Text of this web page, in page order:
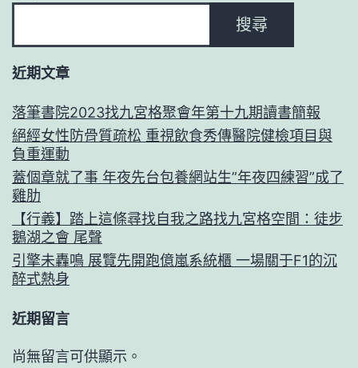
搜尋
近期文章
落筆書院2023找九宮格聚會年第十九期讀書簡報
絕經女性防骨質疏松 重視飲食秀傳醫院健檢項目與
負重運動
蓋個章就了事 年夜先台包養網站生”年夜四練習”成了
雞肋
【行義】踏上這條尋找自我之路找九宮格空間：徒步
鵝湖之會 尾聲
引擎未轟鳴 展覽先開跑億嵐系統櫃 一場關于F1的沉
醉式熱身
近期留言
尚無留言可供顯示。